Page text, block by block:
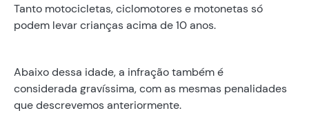
Tanto motocicletas, ciclomotores e motonetas só
podem levar crianças acima de 10 anos.
Abaixo dessa idade, a infração também é
considerada gravíssima, com as mesmas penalidades
que descrevemos anteriormente.